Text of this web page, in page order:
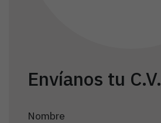
Envíanos tu C.V.
Nombre